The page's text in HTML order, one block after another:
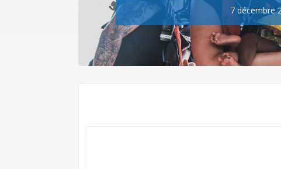
7 décembre